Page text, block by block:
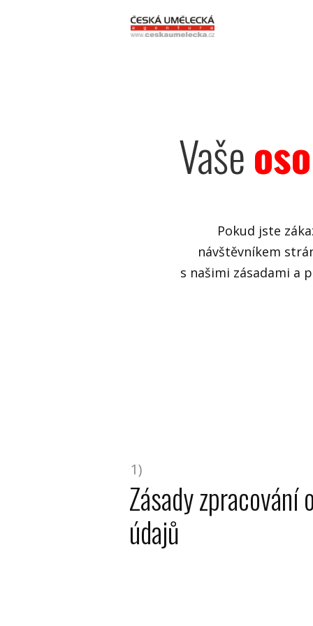
Vaše
Pokud jste
návštěvníkem
s našimi zásadami a
1)
Zásady zpracování
údajů